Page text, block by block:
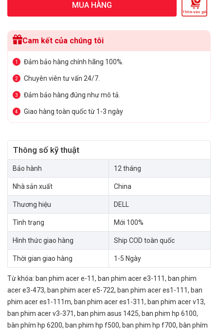
MUA HÀNG
Thêm vào giỏ
Cam kết của chúng tôi
1 Đảm bảo hàng chính hãng 100%.
2 Chuyên viên tư vấn 24/7.
3 Đảm bảo hàng đúng như mô tả.
4 Giao hàng toàn quốc từ 1-3 ngày
Thông số kỹ thuật
Bảo hành 12 tháng
Nhà sản xuất China
Thương hiệu DELL
Tình trạng Mới 100%
Hình thức giao hàng Ship COD toàn quốc
Thời gian giao hàng 1-5 Ngày
Từ khóa: ban phim acer e-11, ban phim acer e3-111, ban phim
acer e3-473, ban phim acer e5-722, ban phim acer es1-111, ban
phim acer es1-111m, ban phim acer es1-311, ban phim acer v13,
ban phim acer v3-371, ban phim asus 1425, ban phim hp 6100,
bàn phím hp 6200, ban phim hp f500, ban phim hp f700, bàn phím